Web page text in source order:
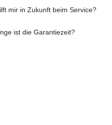
mir in Zukunft beim Service?
ist die Garantiezeit?